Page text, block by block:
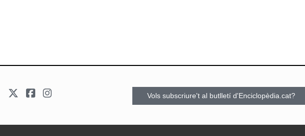
Vols subscriure't al butlletí d'Enciclopèdia.cat?